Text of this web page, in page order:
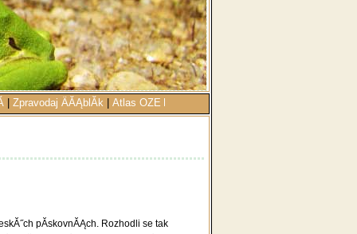
| Zpravodaj ÄĂĄblĂ­k| Atlas OZE
pĂ­skovnĂĄch. Rozhodli se tak